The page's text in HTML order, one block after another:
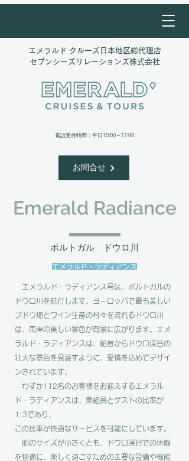
エメラルド クルーズ日本地区総代理店
​セブンシーズリレーションズ株式会社
​電話受付時間：平日10:00～17:00
お問合せ
Emerald Radiance
ポルトガル ​ドウロ川
エメラルド・ラディアンス
エメラルド・ラディアンス号は、ポルトガルの
ドウロ川を航行します。ヨーロッパで最も美しい
ブドウ畑とワイン生産の村々を流れるドウロ川
は、両岸の美しい景色が背景に広がります。エメ
ラルド・ラディアンスは、船首からドウロ渓谷の
壮大な景色を見渡すように、愛情を込めてデザイ
ンされています。
わずか112名のお客様をお迎えするエメラル
ド・ラディアンスは、乗組員とゲストの比率が
1:3であり、
この比率が快適なサービスを可能にしています。
船のサイズが小さくとも、ドウロ渓谷での休暇
を快適に、楽しく過ごすための主要な設備や機能